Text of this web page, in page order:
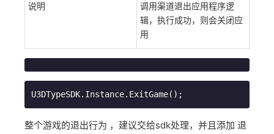
说明
调用渠道退出应用程序逻
辑，执行成功，则会关闭应
用
U3DTypeSDK.Instance.ExitGame();
整个游戏的退出行为 ，建议交给sdk处理，并且添加 退